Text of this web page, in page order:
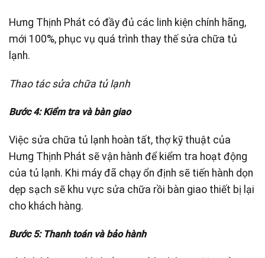
Hưng Thịnh Phát có đầy đủ các linh kiện chính hãng,
mới 100%, phục vụ quá trình thay thế sửa chữa tủ
lạnh.
Thao tác sửa chữa tủ lạnh
Bước 4: Kiểm tra và bàn giao
Việc sửa chữa tủ lạnh hoàn tất, thợ kỹ thuật của
Hưng Thịnh Phát sẽ vận hành để kiểm tra hoạt động
của tủ lạnh. Khi máy đã chạy ổn định sẽ tiến hành dọn
dẹp sạch sẽ khu vực sửa chữa rồi bàn giao thiết bị lại
cho khách hàng.
Bước 5: Thanh toán và bảo hành